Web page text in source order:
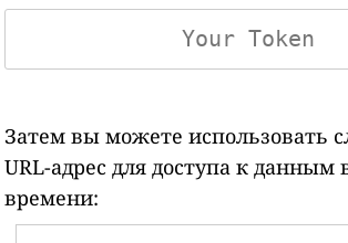
Затем вы можете использовать
URL-адрес для доступа к данным
времени: